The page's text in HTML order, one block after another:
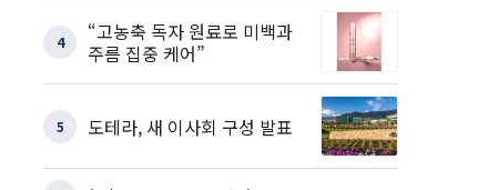
4
“고농축 독자 원료로 미백과
주름 집중 케어”
5 도테라, 새 이사회 구성 발표